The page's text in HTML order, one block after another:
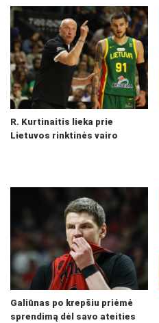
R. Kurtinaitis lieka prie
Lietuvos rinktinės vairo
Galiūnas po krepšiu priėmė
sprendimą dėl savo ateities